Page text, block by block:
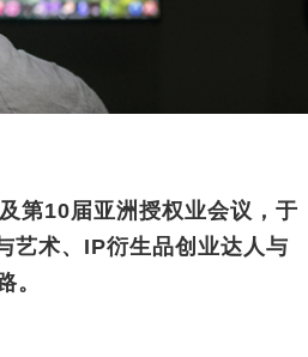
第10届亚洲授权业会议，于
艺术、IP衍生品创业达人与
。